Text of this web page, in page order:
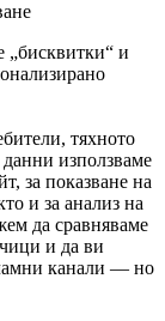
„бисквитки“ и
тяхното
използваме
за показване на
и за анализ на
да сравняваме
и да ви
канали — но